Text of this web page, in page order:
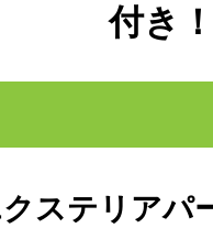
付き！
ステリアパ